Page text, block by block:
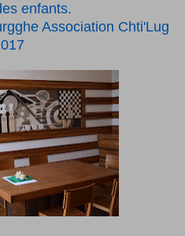
enfants.
Association Chti'Lug